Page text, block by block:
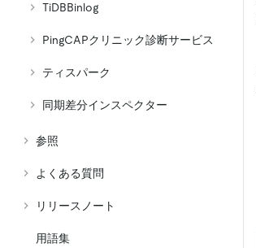
TiDBBinlog
PingCAPクリニック診断サービス
ティスパーク
同期差分インスペクター
参照
よくある質問
リリースノート
用語集